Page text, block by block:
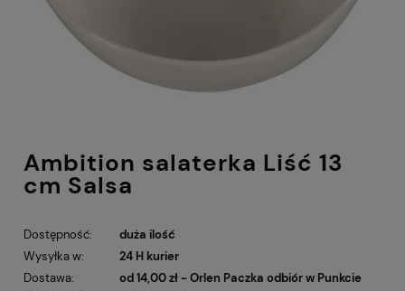
Ambition salaterka Liść 13
cm Salsa
Dostępność:
duża ilość
Wysyłka w:
24 H kurier
Dostawa:
od 14,00 zł - Orlen Paczka odbiór w Punkcie